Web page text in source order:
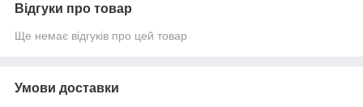
Відгуки про товар
Ще немає відгуків про цей товар
Умови доставки